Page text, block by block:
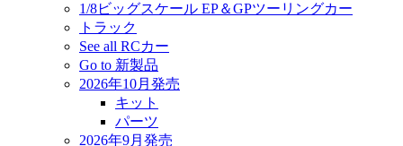
1/8ビッグスケール EP＆GPツーリングカー
トラック
See all RCカー
Go to 新製品
2026年10月発売
キット
パーツ
2026年9月発売